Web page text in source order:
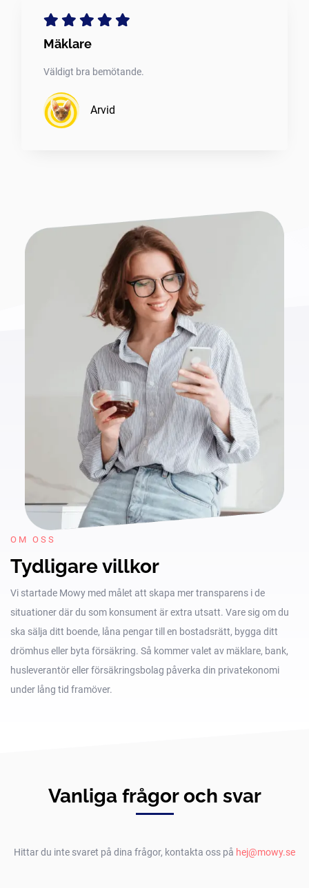
Mäklare
Väldigt bra bemötande.
Arvid
OM OSS
Tydligare villkor
Vi startade Mowy med målet att skapa mer transparens i de
situationer där du som konsument är extra utsatt. Vare sig om du
ska sälja ditt boende, låna pengar till en bostadsrätt, bygga ditt
drömhus eller byta försäkring. Så kommer valet av mäklare, bank,
husleverantör eller försäkringsbolag påverka din privatekonomi
under lång tid framöver.
Vanliga frågor och svar
Hittar du inte svaret på dina frågor, kontakta oss på hej@mowy.se